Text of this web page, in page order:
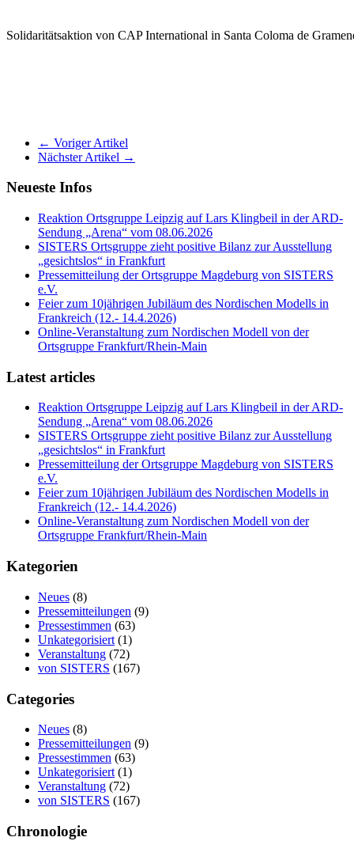
Solidaritätsaktion von CAP International in Santa Coloma de
← Voriger Artikel
Nächster Artikel →
Neueste Infos
Reaktion Ortsgruppe Leipzig auf Lars Klingbeil in der ARD-
Sendung „Arena“ vom 08.06.2026
SISTERS Ortsgruppe zieht positive Bilanz zur Ausstellung
„gesichtslos“ in Frankfurt
Pressemitteilung der Ortsgruppe Magdeburg von SISTERS
e.V.
Feier zum 10jährigen Jubiläum des Nordischen Modells in
Frankreich (12.- 14.4.2026)
Online-Veranstaltung zum Nordischen Modell von der
Ortsgruppe Frankfurt/Rhein-Main
Latest articles
Reaktion Ortsgruppe Leipzig auf Lars Klingbeil in der ARD-
Sendung „Arena“ vom 08.06.2026
SISTERS Ortsgruppe zieht positive Bilanz zur Ausstellung
„gesichtslos“ in Frankfurt
Pressemitteilung der Ortsgruppe Magdeburg von SISTERS
e.V.
Feier zum 10jährigen Jubiläum des Nordischen Modells in
Frankreich (12.- 14.4.2026)
Online-Veranstaltung zum Nordischen Modell von der
Ortsgruppe Frankfurt/Rhein-Main
Kategorien
Neues (8)
Pressemitteilungen (9)
Pressestimmen (63)
Unkategorisiert (1)
Veranstaltung (72)
von SISTERS (167)
Categories
Neues (8)
Pressemitteilungen (9)
Pressestimmen (63)
Unkategorisiert (1)
Veranstaltung (72)
von SISTERS (167)
Chronologie